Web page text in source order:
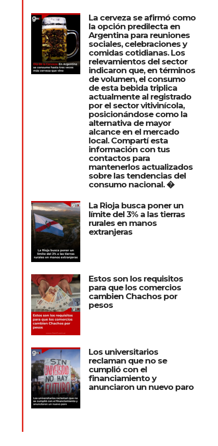
La cerveza se afirmó como
la opción predilecta en
Argentina para reuniones
sociales, celebraciones y
comidas cotidianas. Los
relevamientos del sector
indicaron que, en términos
de volumen, el consumo
de esta bebida triplica
actualmente al registrado
por el sector vitivinícola,
posicionándose como la
alternativa de mayor
alcance en el mercado
local. Compartí esta
información con tus
contactos para
mantenerlos actualizados
sobre las tendencias del
consumo nacional. �
La Rioja busca poner un
límite del 3% a las tierras
rurales en manos
extranjeras
Estos son los requisitos
para que los comercios
cambien Chachos por
pesos
Los universitarios
reclaman que no se
cumplió con el
financiamiento y
anunciaron un nuevo paro